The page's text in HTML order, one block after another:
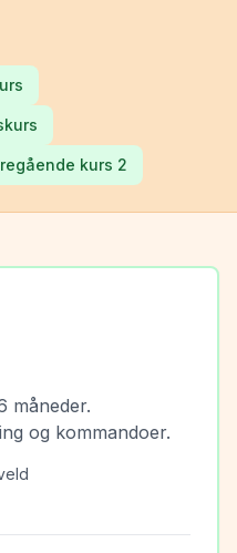
kurs 2
måneder.
og kommandoer.